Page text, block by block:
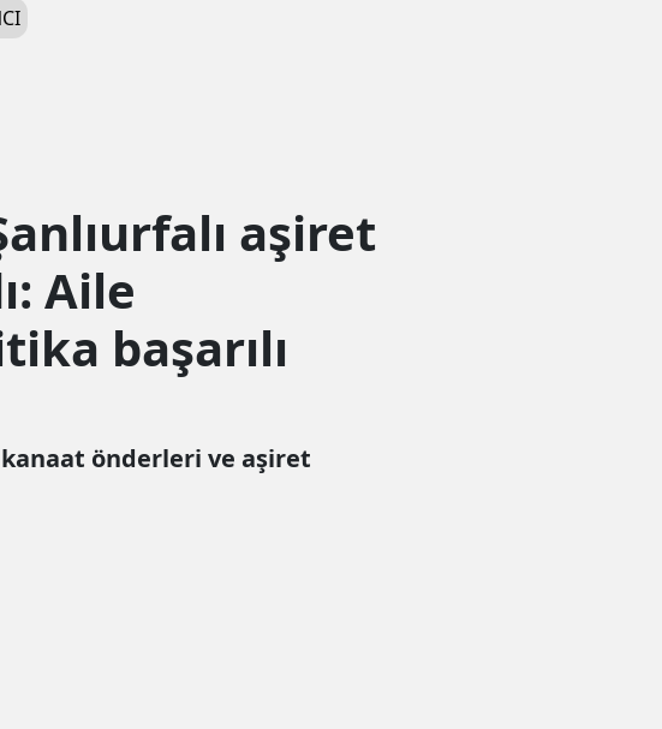
aşiret
Aile
başarılı
kanaat önderleri ve aşiret